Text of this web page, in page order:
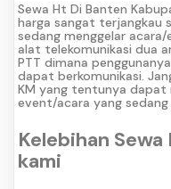
Sewa Ht Di Banten
harga sangat terjangkau
sedang menggelar
alat telekomunikasi dua
PTT dimana
dapat berkomunikasi.
KM yang tentunya dapat
event/acara yang sedang
Kelebihan
kami